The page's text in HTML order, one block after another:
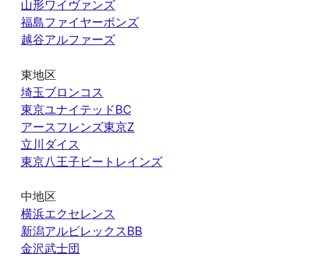
山形ワイヴァンズ
福島ファイヤーボンズ
越谷アルファーズ
東地区
埼玉ブロンコス
東京ユナイテッドBC
アースフレンズ東京Z
立川ダイス
東京八王子ビートレインズ
中地区
横浜エクセレンス
新潟アルビレックスBB
金沢武士団